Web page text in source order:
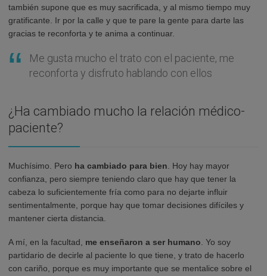
también supone que es muy sacrificada, y al mismo tiempo muy
gratificante. Ir por la calle y que te pare la gente para darte las
gracias te reconforta y te anima a continuar.
Me gusta mucho el trato con el paciente, me
reconforta y disfruto hablando con ellos
¿Ha cambiado mucho la relación médico-
paciente?
Muchísimo. Pero ha cambiado para bien . Hoy hay mayor
confianza, pero siempre teniendo claro que hay que tener la
cabeza lo suficientemente fría como para no dejarte influir
sentimentalmente, porque hay que tomar decisiones difíciles y
mantener cierta distancia.
A mí, en la facultad, me enseñaron a ser humano . Yo soy
partidario de decirle al paciente lo que tiene, y trato de hacerlo
con cariño, porque es muy importante que se mentalice sobre el